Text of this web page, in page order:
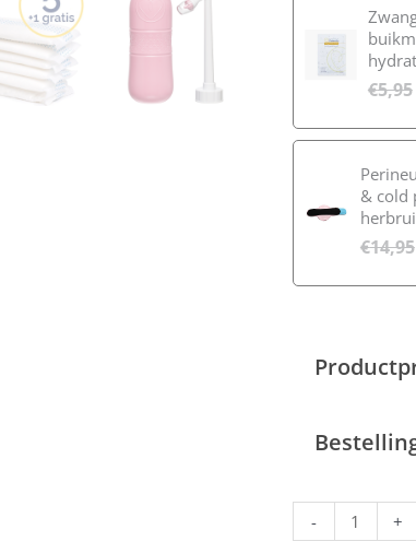
€5,95
& cold
€14,95
- +